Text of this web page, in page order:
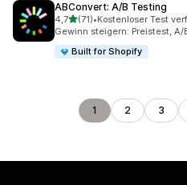
ABConvert: A/B Testing
4,7von 5 Sternen
(71)
71 Rezensionen insgesamt
•Kostenloser Test
Gewinn steigern: Preistest,
Built for Shopify
1 2 3